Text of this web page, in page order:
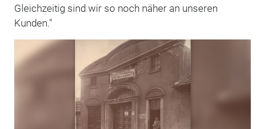
Gleichzeitig sind wir so noch näher an unseren
Kunden."